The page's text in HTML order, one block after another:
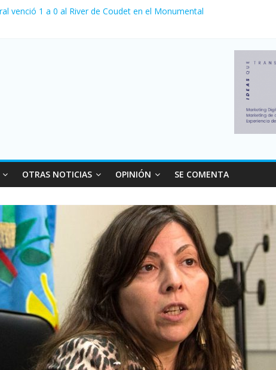
venció 1 a 0 al River de Coudet en el Monumental
de invierno con más movimiento y consumo turístico: 4,6
caída de la venta de autos usados en julio: bajó un 12,6% interanual
OTRAS NOTICIAS OPINIÓN SE COMENTA